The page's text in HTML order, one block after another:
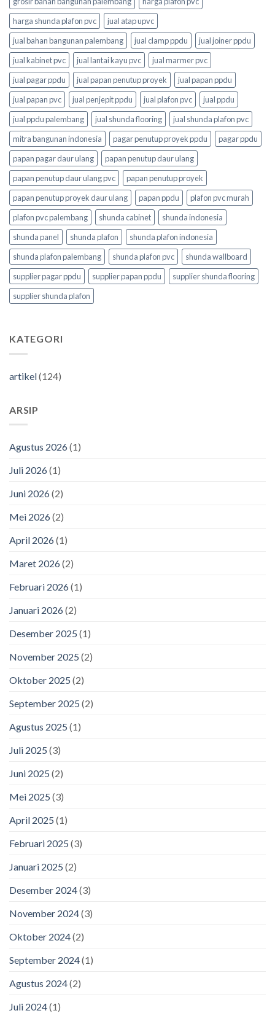
harga shunda plafon pvc
jual atap upvc
jual bahan bangunan palembang
jual clamp ppdu
jual joiner ppdu
jual kabinet pvc
jual lantai kayu pvc
jual marmer pvc
jual pagar ppdu
jual papan penutup proyek
jual papan ppdu
jual papan pvc
jual penjepit ppdu jual plafon pvc
jual ppdu
jual ppdu palembang
jual shunda flooring
jual shunda plafon pvc
mitra bangunan indonesia
pagar penutup proyek ppdu
pagar ppdu
papan pagar daur ulang
papan penutup daur ulang
papan penutup daur ulang pvc
papan penutup proyek
papan penutup proyek daur ulang
papan ppdu
plafon pvc murah
plafon pvc palembang
shunda cabinet
shunda indonesia
shunda panel
shunda plafon
shunda plafon indonesia
shunda plafon palembang
shunda plafon pvc
shunda wallboard
supplier pagar ppdu
supplier papan ppdu
supplier shunda flooring
supplier shunda plafon
KATEGORI
artikel(124)
ARSIP
Agustus 2026(1)
Juli 2026(1)
Juni 2026(2)
Mei 2026(2)
April 2026(1)
Maret 2026(2)
Februari 2026(1)
Januari 2026(2)
Desember 2025 (1)
November 2025 (2)
Oktober 2025 (2)
September 2025 (2)
Agustus 2025 (1)
Juli 2025 (3)
Juni 2025 (2)
Mei 2025 (3)
April 2025 (1)
Februari 2025 (3)
Januari 2025 (2)
Desember 2024(3)
November 2024(3)
Oktober 2024(2)
September 2024(1)
Agustus 2024(2)
Juli 2024(1)